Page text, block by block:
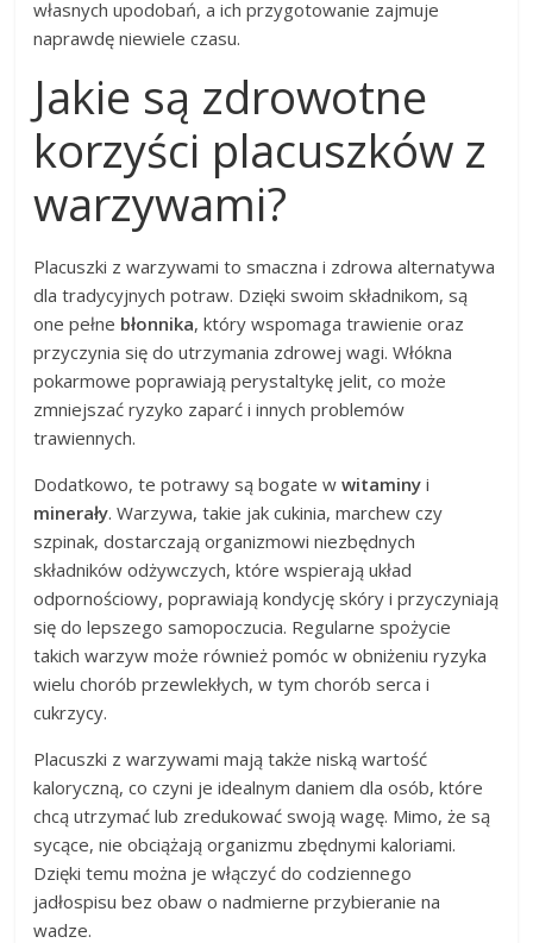
własnych upodobań, a ich przygotowanie zajmuje
naprawdę niewiele czasu.
Jakie są zdrowotne
korzyści placuszków z
warzywami?
Placuszki z warzywami to smaczna i zdrowa alternatywa
dla tradycyjnych potraw. Dzięki swoim składnikom, są
one pełne błonnika, który wspomaga trawienie oraz
przyczynia się do utrzymania zdrowej wagi. Włókna
pokarmowe poprawiają perystaltykę jelit, co może
zmniejszać ryzyko zaparć i innych problemów
trawiennych.
Dodatkowo, te potrawy są bogate wwitaminy i
minerały. Warzywa, takie jak cukinia, marchew czy
szpinak, dostarczają organizmowi niezbędnych
składników odżywczych, które wspierają układ
odpornościowy, poprawiają kondycję skóry i przyczyniają
się do lepszego samopoczucia. Regularne spożycie
takich warzyw może również pomóc w obniżeniu ryzyka
wielu chorób przewlekłych, w tym chorób serca i
cukrzycy.
Placuszki z warzywami mają także niską wartość
kaloryczną, co czyni je idealnym daniem dla osób, które
chcą utrzymać lub zredukować swoją wagę. Mimo, że są
sycące, nie obciążają organizmu zbędnymi kaloriami.
Dzięki temu można je włączyć do codziennego
jadłospisu bez obaw o nadmierne przybieranie na
wadze.